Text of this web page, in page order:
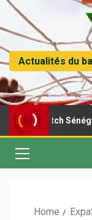
Actualités du
Sénégal –
Home